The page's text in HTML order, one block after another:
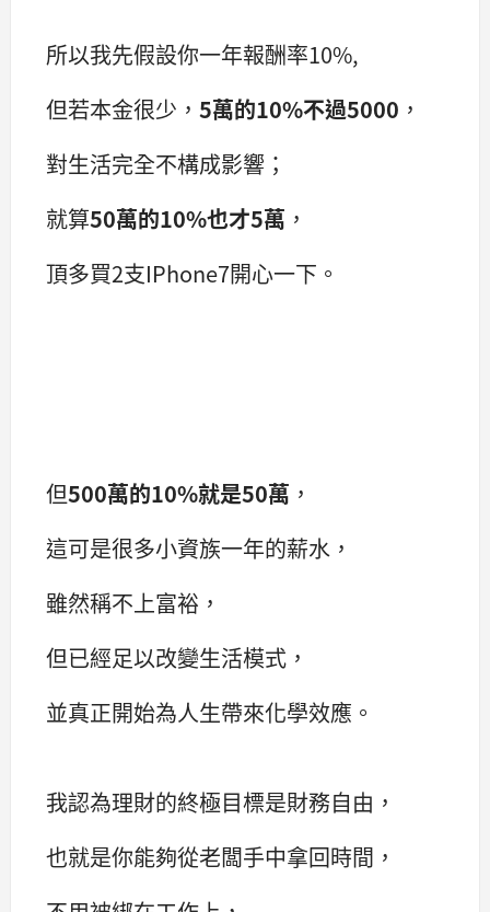
所以我先假設你一年報酬率10%,
但若本金很少， 5萬的10%不過5000 ，
對生活完全不構成影響；
就算50萬的10%也才5萬 ，
頂多買2支IPhone7開心一下。
但500萬的10%就是50萬 ，
這可是很多小資族一年的薪水，
雖然稱不上富裕，
但已經足以改變生活模式，
並真正開始為人生帶來化學效應。
我認為理財的終極目標是財務自由，
也就是你能夠從老闆手中拿回時間，